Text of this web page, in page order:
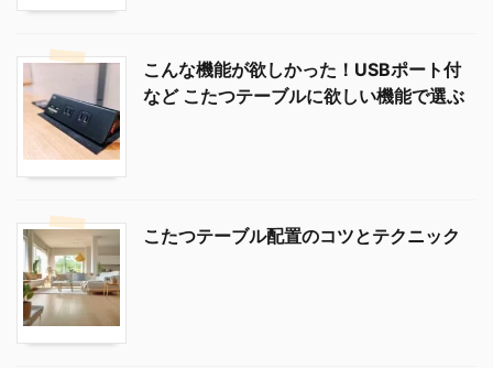
こんな機能が欲しかった！USBポート付
など こたつテーブルに欲しい機能で選ぶ
こたつテーブル配置のコツとテクニック